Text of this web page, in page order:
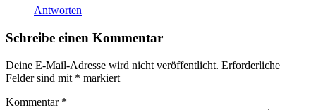
Antworten
Schreibe einen Kommentar
Deine E-Mail-Adresse wird nicht veröffentlicht. Erforderliche
Felder sind mit * markiert
Kommentar *